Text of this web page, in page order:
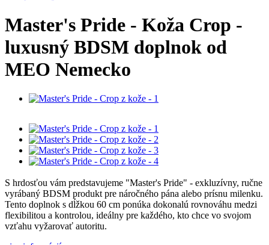
Master's Pride - Koža Crop -
luxusný BDSM doplnok od
MEO Nemecko
S hrdosťou vám predstavujeme "Master's Pride" - exkluzívny, ručne
vyrábaný BDSM produkt pre náročného pána alebo prísnu milenku.
Tento doplnok s dĺžkou 60 cm ponúka dokonalú rovnováhu medzi
flexibilitou a kontrolou, ideálny pre každého, kto chce vo svojom
vzťahu vyžarovať autoritu.